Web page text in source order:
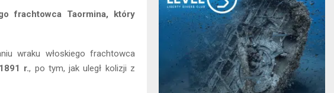
frachtowca Taormina, który
wraku włoskiego frachtowca
r., po tym, jak uległ kolizji z